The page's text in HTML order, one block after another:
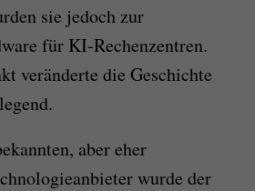
sie jedoch zur
für KI-Rechenzentren.
veränderte die Geschichte
aber eher
wurde der